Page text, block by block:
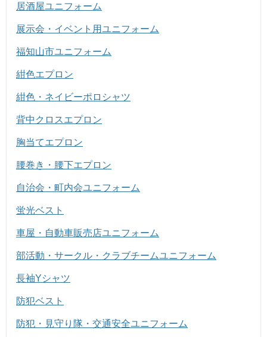
居酒屋ユニフォーム
展示会・イベント用ユニフォーム
福知山市ユニフォーム
紺色エプロン
紺色・ネイビーポロシャツ
背中クロスエプロン
胸当てエプロン
腰巻き・腰下エプロン
自治会・町内会ユニフォーム
蛍光ベスト
車屋・自動車販売店ユニフォーム
部活動・サークル・クラブチームユニフォーム
長袖Yシャツ
防犯ベスト
防犯・見守り隊・交通安全ユニフォーム